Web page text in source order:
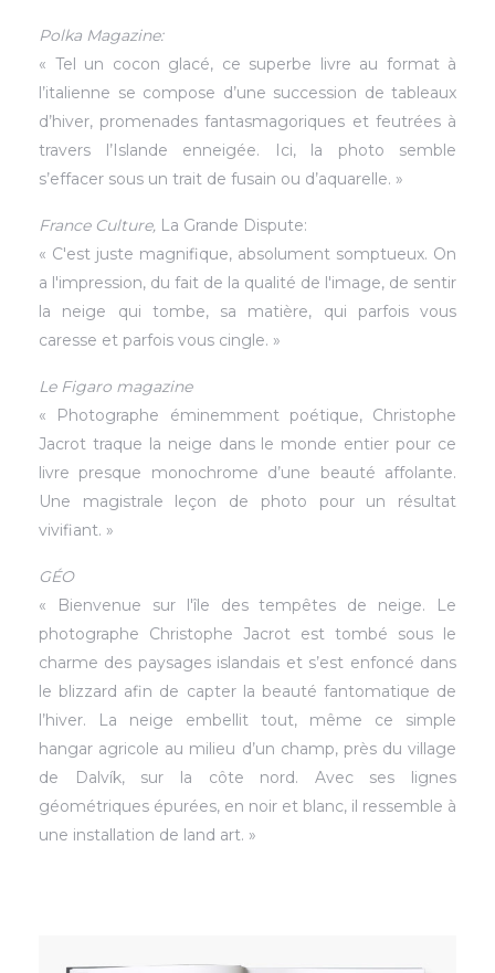
Polka Magazine:
« Tel un cocon glacé, ce superbe livre au format à
l’italienne se compose d’une succession de tableaux
d’hiver, promenades fantasmagoriques et feutrées à
travers l’Islande enneigée. Ici, la photo semble
s’effacer sous un trait de fusain ou d’aquarelle. »
France Culture, La Grande Dispute:
« C'est juste magnifique, absolument somptueux. On
a l'impression, du fait de la qualité de l'image, de sentir
la neige qui tombe, sa matière, qui parfois vous
caresse et parfois vous cingle. »
Le Figaro magazine
« Photographe éminemment poétique, Christophe
Jacrot traque la neige dans le monde entier pour ce
livre presque monochrome d’une beauté affolante.
Une magistrale leçon de photo pour un résultat
vivifiant. »
GÉO
« Bienvenue sur l'île des tempêtes de neige. Le
photographe Christophe Jacrot est tombé sous le
charme des paysages islandais et s’est enfoncé dans
le blizzard afin de capter la beauté fantomatique de
l’hiver. La neige embellit tout, même ce simple
hangar agricole au milieu d’un champ, près du village
de Dalvík, sur la côte nord. Avec ses lignes
géométriques épurées, en noir et blanc, il ressemble à
une installation de land art. »